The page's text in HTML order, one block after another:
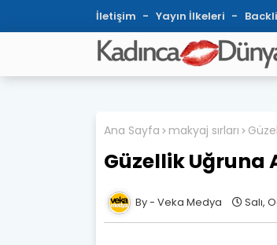
İletişim Yayın İlkeleri
Ana Sayfa makyaj sırları
Güzellik Uğruna
Veka Medya Salı,